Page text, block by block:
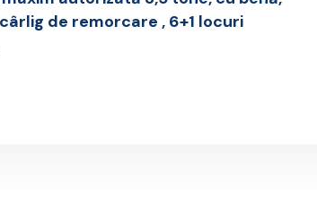
de remorcare , 6+1 locuri